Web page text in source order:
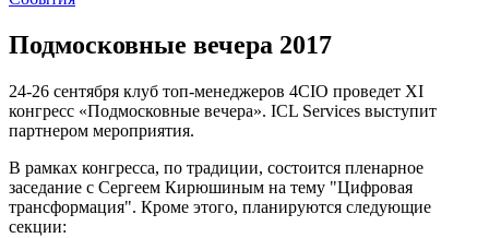
Подмосковные вечера 2017
24-26 сентября клуб топ-менеджеров 4CIO проведет ХI
конгресс «Подмосковные вечера». ICL Services выступит
партнером мероприятия.
В рамках конгресса, по традиции, состоится пленарное
заседание с Сергеем Кирюшиным на тему "Цифровая
трансформация". Кроме этого, планируются следующие
секции: